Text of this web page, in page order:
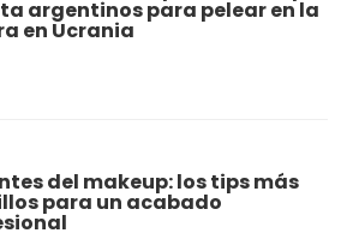
argentinos para pelear en la
en Ucrania
del makeup: los tips más
para un acabado